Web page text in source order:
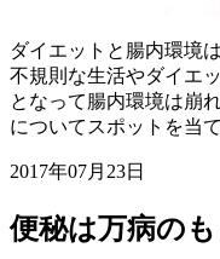
ダイエットと腸内環境
不規則な生活やダイエ
となって腸内環境は崩
についてスポットを当
2017年07月23日
便秘は万病のも